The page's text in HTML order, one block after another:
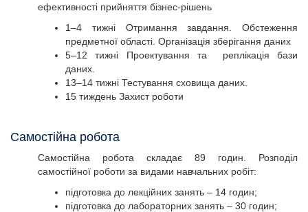
ефективності прийняття бізнес-рішень
1–4 тижні Отримання завдання. Обстеження
предметної області. Організація зберігання даних
5–12 тижні Проектування та реплікація бази
даних.
13–14 тижні Тестування сховища даних.
15 тиждень Захист роботи
Самостійна робота
Самостійна робота складає 89 годин. Розподіл
самостійної роботи за видами навчальних робіт:
підготовка до лекційних занять – 14 годин;
підготовка до лабораторних занять – 30 годин;